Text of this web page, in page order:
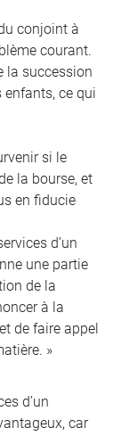
conjoint à
courant.
la succession
enfants, ce qui
si le
la bourse, et
en fiducie
d’un
une partie
de la
à la
de faire appel
»
d’un
car